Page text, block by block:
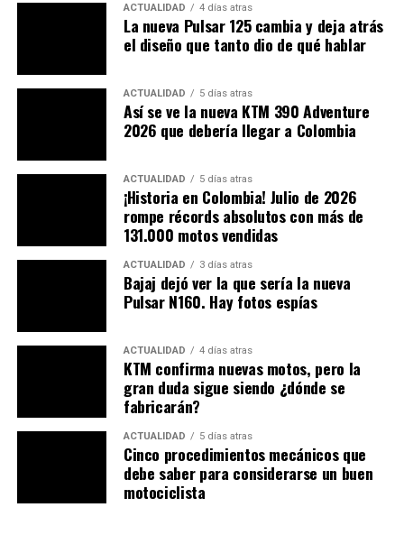
Sorprendente vídeo de la Teneré 700
Boxer 125 vista en las calles
¿El motociclista es un delincuente?
TEMAS RELACIONADOS: AUTECO
MOTO BOXER
MOTOS NUEVAS
ACTUALIDAD 4 días atras
La nueva Pulsar 125 cambia y deja atrás
el diseño que tanto dio de qué hablar
ACTUALIDAD 5 días atras
Así se ve la nueva KTM 390 Adventure
2026 que debería llegar a Colombia
ACTUALIDAD 5 días atras
¡Historia en Colombia! Julio de 2026
rompe récords absolutos con más de
131.000 motos vendidas
ACTUALIDAD 3 días atras
Bajaj dejó ver la que sería la nueva
Pulsar N160. Hay fotos espías
ACTUALIDAD 4 días atras
KTM confirma nuevas motos, pero la
gran duda sigue siendo ¿dónde se
fabricarán?
ACTUALIDAD 5 días atras
Cinco procedimientos mecánicos que
debe saber para considerarse un buen
motociclista